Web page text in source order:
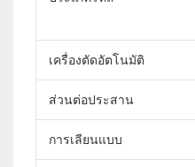
เครื่องตัดอัตโนมัติ
ส่วนต่อประสาน
การเลียนแบบ